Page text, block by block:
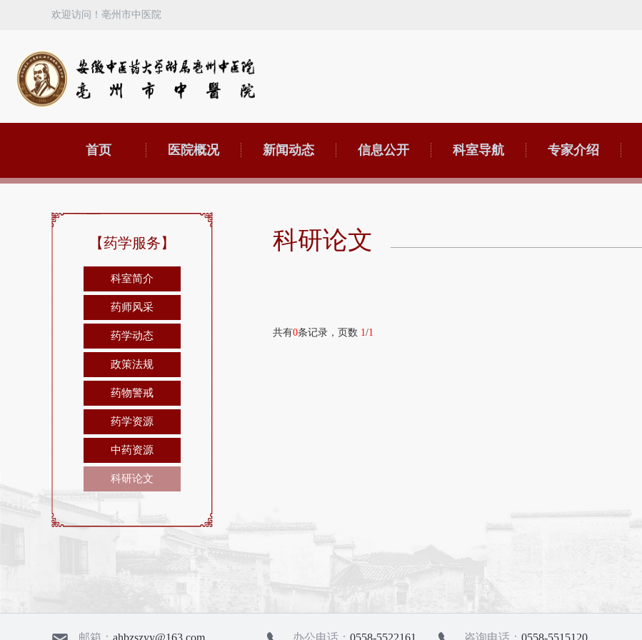
欢迎访问！亳州市中医院
首页 医院概况 新闻动态 信息公开 科室导航 专家介绍
【药学服务】
科室简介
药师风采
药学动态
政策法规
药物警戒
药学资源
中药资源
科研论文
科研论文
共有0条记录，页数 1/1
邮箱： ahbzszyy@163.com 办公电话： 0558-5522161 咨询电话： 0558-5515120